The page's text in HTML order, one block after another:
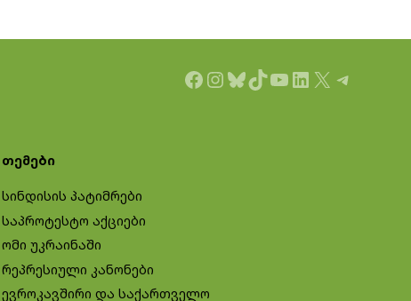
Facebook
Instagram
Bluesky
TikTok
YouTube
LinkedIn
X Telegram
თემები
სინდისის პატიმრები
საპროტესტო აქციები
ომი უკრაინაში
რეპრესიული კანონები
ევროკავშირი და საქართველო